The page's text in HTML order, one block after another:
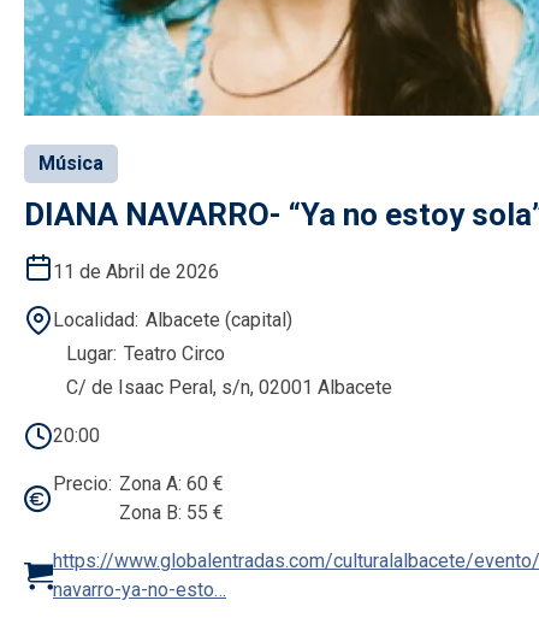
Música
DIANA NAVARRO- “Ya no estoy
11 de Abril de 2026
Localidad Albacete (capital)
Lugar Teatro Circo
C/ de Isaac Peral, s/n, 02001 Albacete
20:00
Precio Zona A: 60 €
Zona B: 55 €
https://www.globalentradas.com/culturalalbacete/
navarro-ya-no-esto…